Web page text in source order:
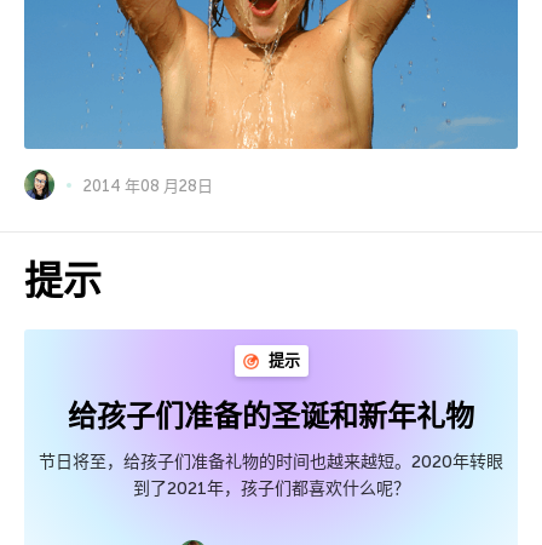
2014 年08 月28日
提示
提示
给孩子们准备的圣诞和新年礼物
节日将至，给孩子们准备礼物的时间也越来越短。2020年转眼
到了2021年，孩子们都喜欢什么呢？